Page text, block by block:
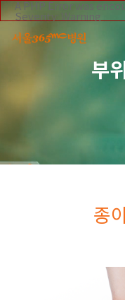
A PHP Error was
Severity: Warning
Message: Invalid
Filename: _inc/
Line Number: 108
/home/suction/
Function:
File:
/home/suction/
/home/suction/
/home/suction/
Function: view_print
본문 바로가기
부
Liposuction by site
종